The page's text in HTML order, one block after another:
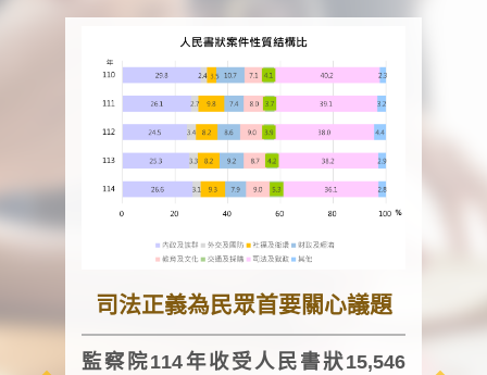
司法正義為民眾首要關心議題
監察院114年收受人民書狀15,546